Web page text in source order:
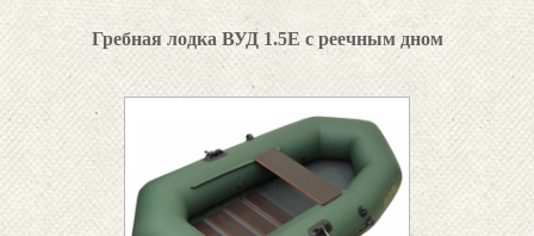
Гребная лодка ВУД 1.5Е с реечным дном